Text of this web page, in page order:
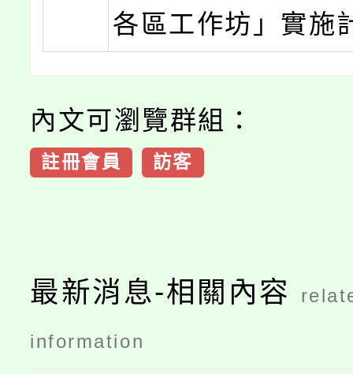
各區工作坊」實施
內文可瀏覽群組：
註冊會員 訪客
最新消息-相關內容
information